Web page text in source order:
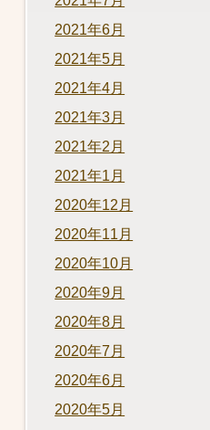
2021年6月
2021年5月
2021年4月
2021年3月
2021年2月
2021年1月
2020年12月
2020年11月
2020年10月
2020年9月
2020年8月
2020年7月
2020年6月
2020年5月